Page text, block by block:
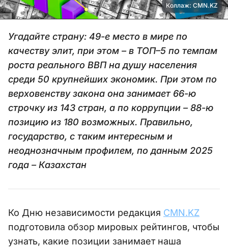
Коллаж: CMN.KZ
Угадайте страну: 49-е место в мире по
качеству элит, при этом – в ТОП–5 по темпам
роста реального ВВП на душу населения
среди 50 крупнейших экономик. При этом по
верховенству закона она занимает 66-ю
строчку из 143 стран, а по коррупции – 88-ю
позицию из 180 возможных. Правильно,
государство, с таким интересным и
неоднозначным профилем, по данным 2025
года – Казахстан
Ко Дню независимости редакция CMN.KZ
подготовила обзор мировых рейтингов, чтобы
узнать, какие позиции занимает наша